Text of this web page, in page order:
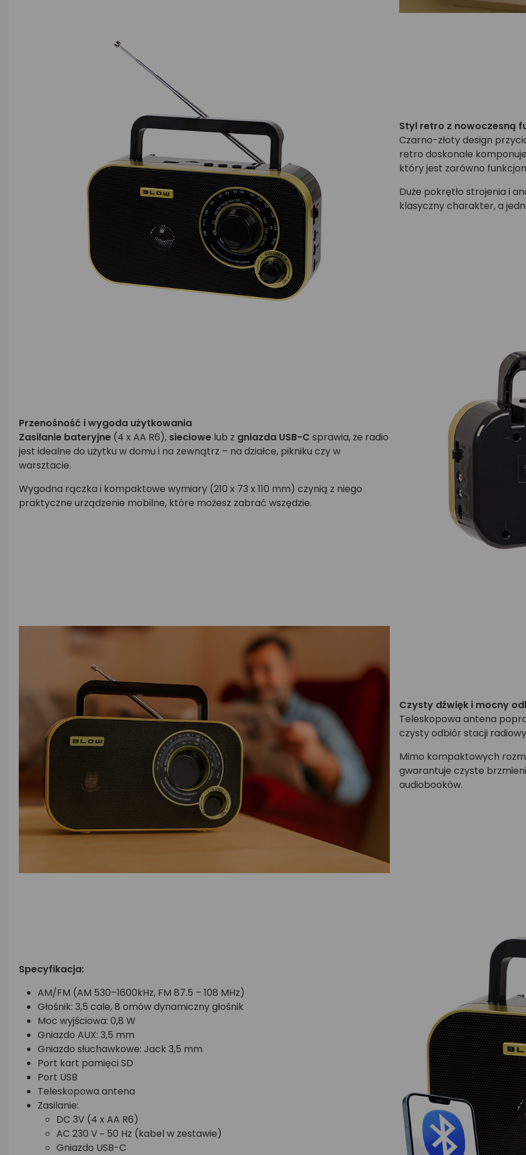
Styl retro z nowoczesną
Czarno-złoty design
retro doskonale
który jest zarówno
Duże pokrętło strojenia i
klasyczny charakter, a
Przenośność i wygoda użytkowania
Zasilanie bateryjne (4 x AA R6), sieciowe lub z gniazda USB-C sprawia, że radio
jest idealne do użytku w domu i na zewnątrz – na działce, pikniku czy w
warsztacie.
Wygodna rączka i kompaktowe wymiary (210 x 73 x 110 mm) czynią z niego
praktyczne urządzenie mobilne, które możesz zabrać wszędzie.
Czysty dźwięk i mocny
Teleskopowa antena
czysty odbiór stacji
Mimo kompaktowych
gwarantuje czyste
audiobooków.
Specyfikacja:
AM/FM (AM 530–1600kHz, FM 87.5 – 108 MHz)
Głośnik: 3,5 cale, 8 omów dynamiczny głośnik
Moc wyjściowa: 0,8 W
Gniazdo AUX: 3,5 mm
Gniazdo słuchawkowe: Jack 3,5 mm
Port kart pamięci SD
Port USB
Teleskopowa antena
Zasilanie:
DC 3V (4 x AA R6)
AC 230 V ~ 50 Hz (kabel w zestawie)
Gniazdo USB-C